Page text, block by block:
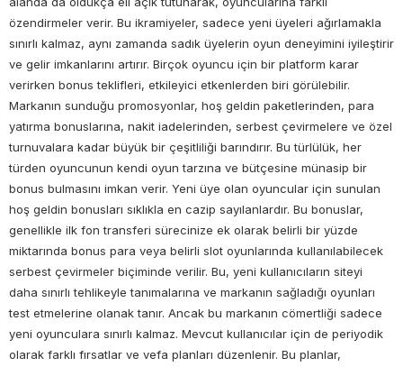
özendirmeler verir. Bu ikramiyeler, sadece yeni üyeleri ağırlamakla
sınırlı kalmaz, aynı zamanda sadık üyelerin oyun deneyimini iyileştirir
ve gelir imkanlarını artırır. Birçok oyuncu için bir platform karar
verirken bonus teklifleri, etkileyici etkenlerden biri görülebilir.
Markanın sunduğu promosyonlar, hoş geldin paketlerinden, para
yatırma bonuslarına, nakit iadelerinden, serbest çevirmelere ve özel
turnuvalara kadar büyük bir çeşitliliği barındırır. Bu türlülük, her
türden oyuncunun kendi oyun tarzına ve bütçesine münasip bir
bonus bulmasını imkan verir. Yeni üye olan oyuncular için sunulan
hoş geldin bonusları sıklıkla en cazip sayılanlardır. Bu bonuslar,
genellikle ilk fon transferi sürecinize ek olarak belirli bir yüzde
miktarında bonus para veya belirli slot oyunlarında kullanılabilecek
serbest çevirmeler biçiminde verilir. Bu, yeni kullanıcıların siteyi
daha sınırlı tehlikeyle tanımalarına ve markanın sağladığı oyunları
test etmelerine olanak tanır. Ancak bu markanın cömertliği sadece
yeni oyunculara sınırlı kalmaz. Mevcut kullanıcılar için de periyodik
olarak farklı fırsatlar ve vefa planları düzenlenir. Bu planlar,